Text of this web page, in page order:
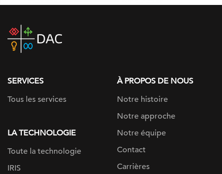
DAC
home
SERVICES
Tous les services
LA TECHNOLOGIE
Toute la technologie
IRIS
À PROPOS DE NOUS
Notre histoire
Notre approche
Notre équipe
Contact
Carrières